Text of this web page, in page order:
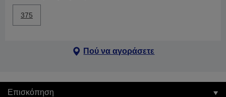
375
Πού να αγοράσετε
Επισκόπηση